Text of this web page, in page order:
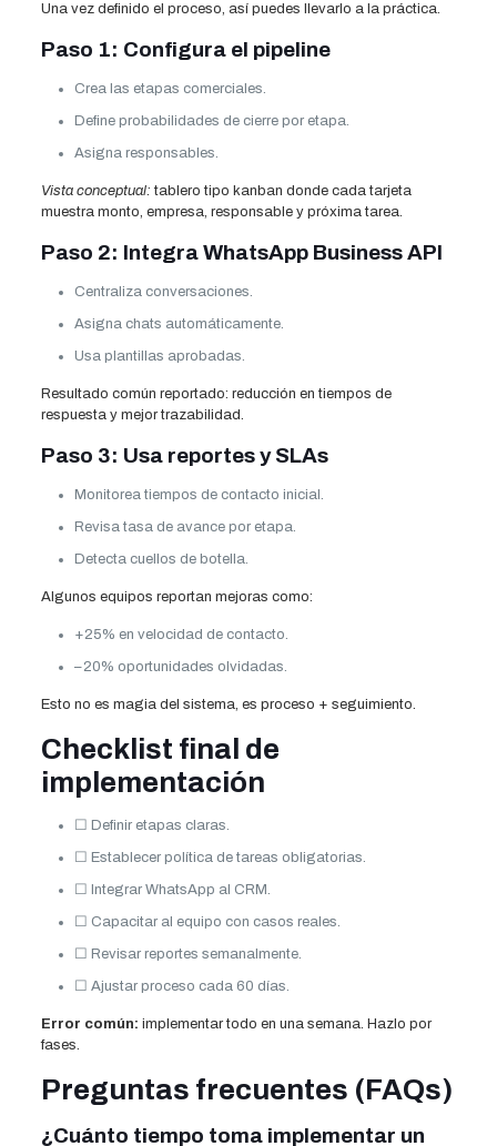
Una vez definido el proceso, así puedes llevarlo a la práctica.
Paso 1: Configura el pipeline
Crea las etapas comerciales.
Define probabilidades de cierre por etapa.
Asigna responsables.
Vista conceptual: tablero tipo kanban donde cada tarjeta
muestra monto, empresa, responsable y próxima tarea.
Paso 2: Integra WhatsApp Business API
Centraliza conversaciones.
Asigna chats automáticamente.
Usa plantillas aprobadas.
Resultado común reportado: reducción en tiempos de
respuesta y mejor trazabilidad.
Paso 3: Usa reportes y SLAs
Monitorea tiempos de contacto inicial.
Revisa tasa de avance por etapa.
Detecta cuellos de botella.
Algunos equipos reportan mejoras como:
+25% en velocidad de contacto.
–20% oportunidades olvidadas.
Esto no es magia del sistema, es proceso + seguimiento.
Checklist final de
implementación
☐ Definir etapas claras.
☐ Establecer política de tareas obligatorias.
☐ Integrar WhatsApp al CRM.
☐ Capacitar al equipo con casos reales.
☐ Revisar reportes semanalmente.
☐ Ajustar proceso cada 60 días.
Error común: implementar todo en una semana. Hazlo por
fases.
Preguntas frecuentes (FAQs)
¿Cuánto tiempo toma implementar un